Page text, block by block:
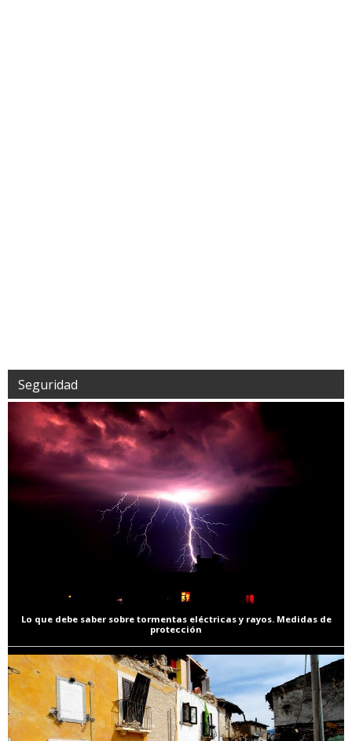
Seguridad
Lo que debe saber sobre tormentas eléctricas y rayos. Medidas de
protección